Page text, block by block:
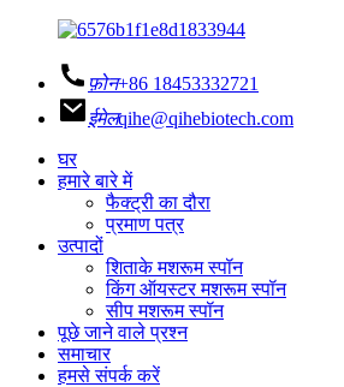
फ़ोन+86 18453332721
ईमेलqihe@qihebiotech.com
घर
हमारे बारे में
फैक्ट्री का दौरा
प्रमाण पत्र
उत्पादों
शिताके मशरूम स्पॉन
किंग ऑयस्टर मशरूम स्पॉन
सीप मशरूम स्पॉन
पूछे जाने वाले प्रश्न
समाचार
हमसे संपर्क करें